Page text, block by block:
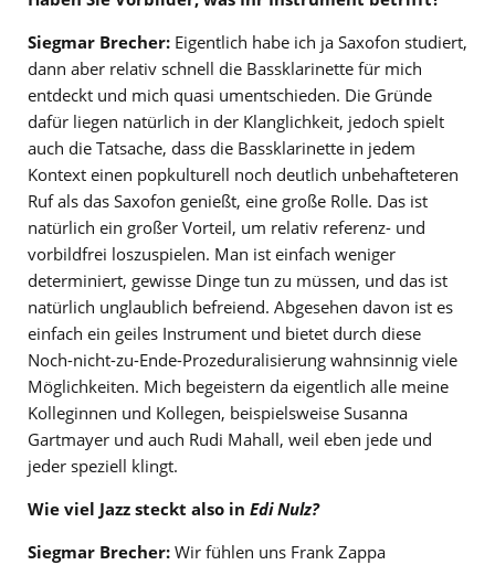
Siegmar Brecher: Eigentlich habe ich ja Saxofon studiert,
dann aber relativ schnell die Bassklarinette für mich
entdeckt und mich quasi umentschieden. Die Gründe
dafür liegen natürlich in der Klanglichkeit, jedoch spielt
auch die Tatsache, dass die Bassklarinette in jedem
Kontext einen popkulturell noch deutlich unbehafteteren
Ruf als das Saxofon genießt, eine große Rolle. Das ist
natürlich ein großer Vorteil, um relativ referenz- und
vorbildfrei loszuspielen. Man ist einfach weniger
determiniert, gewisse Dinge tun zu müssen, und das ist
natürlich unglaublich befreiend. Abgesehen davon ist es
einfach ein geiles Instrument und bietet durch diese
Noch-nicht-zu-Ende-Prozeduralisierung wahnsinnig viele
Möglichkeiten. Mich begeistern da eigentlich alle meine
Kolleginnen und Kollegen, beispielsweise Susanna
Gartmayer und auch Rudi Mahall, weil eben jede und
jeder speziell klingt.
Wie viel Jazz steckt also in Edi Nulz?
Siegmar Brecher: Wir fühlen uns Frank Zappa